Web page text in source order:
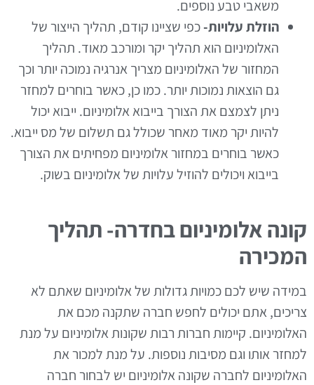
משאבי טבע נוספים.
הוזלת עלויות-כפי שציינו קודם, תהליך הייצור של
האלומיניום הוא תהליך יקר ומורכב מאוד. תהליך
המחזור של האלומיניום מצריך אנרגיה נמוכה יותר וכך
גם הוצאות נמוכות יותר. כמו כן, כאשר בוחרים למחזר
ניתן לצמצם את הצורך בייבוא אלומיניום. ייבוא יכול
להיות יקר מאוד מאחר שכולל גם תשלום של מס ייבוא.
כאשר בוחרים במחזור אלומיניום מפחיתים את הצורך
בייבוא ויכולים להוזיל עלויות של אלומיניום בשוק.
קונה אלומיניום בחדרה- תהליך
המכירה
במידה שיש לכם כמויות גדולות של אלומיניום שאתם לא
צריכים, אתם יכולים לחפש חברה שתקנה מכם את
האלומיניום. קיימות חברות רבות שקונות אלומיניום על מנת
למחזר אותו וגם מסיבות נוספות. על מנת למכור את
האלומיניום לחברה שקונה אלומיניום יש לבחור חברה